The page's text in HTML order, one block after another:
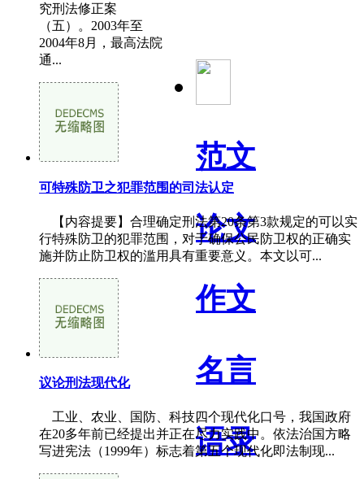
范文
论文
作文
名言
语录
究刑法修正案
（五）。2003年至
2004年8月，最高法院
通...
可特殊防卫之犯罪范围的司法认定
【内容提要】合理确定刑法第20条第3款规定的可以实
行特殊防卫的犯罪范围，对于确保公民防卫权的正确实
施并防止防卫权的滥用具有重要意义。本文以可...
议论刑法现代化
工业、农业、国防、科技四个现代化口号，我国政府
在20多年前已经提出并正在尽力实践中。依法治国方略
写进宪法（1999年）标志着第五个现代化即法制现...